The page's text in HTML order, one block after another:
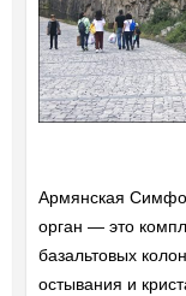
Армянская
орган — это
базальтовых
остывания и